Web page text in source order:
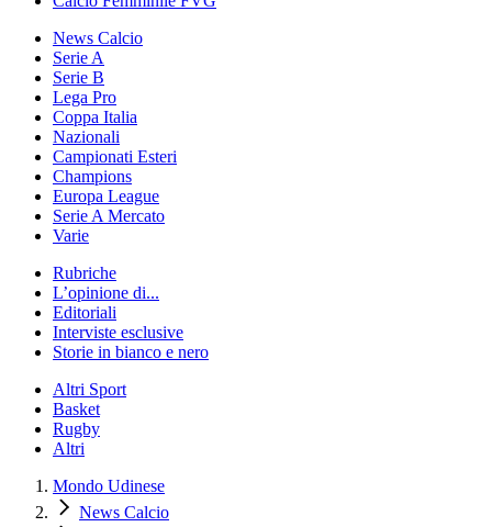
News Calcio
Serie A
Serie B
Lega Pro
Coppa Italia
Nazionali
Campionati Esteri
Champions
Europa League
Serie A Mercato
Varie
Rubriche
L’opinione di...
Editoriali
Interviste esclusive
Storie in bianco e nero
Altri Sport
Basket
Rugby
Altri
Mondo Udinese
News Calcio